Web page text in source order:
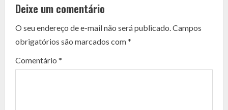
n
t
i
Deixe um comentário
O seu endereço de e-mail não será publicado. Campos
obrigatórios são marcados com*
Comentário *